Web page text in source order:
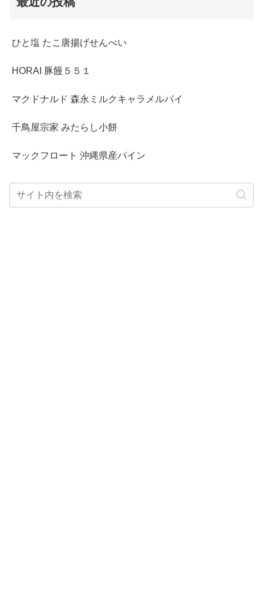
ひと塩 たこ唐揚げせんべい
HORAI 豚饅５５１
マクドナルド 森永ミルクキャラメルパイ
千鳥屋宗家 みたらし小餅
マックフロート 沖縄県産パイン